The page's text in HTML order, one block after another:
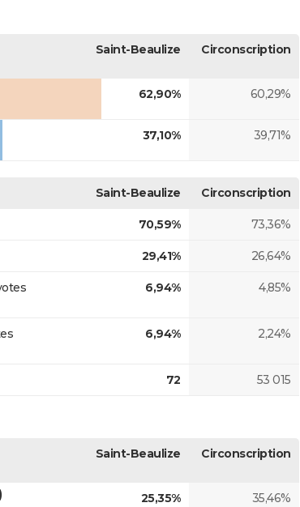
Saint-Beaulize Circonscription
62,90% 60,29%
37,10% 39,71%
Saint-Beaulize Circonscription
70,59% 73,36%
29,41% 26,64%
6,94% 4,85%
6,94% 2,24%
72 53 015
Saint-Beaulize Circonscription
25,35% 35,46%